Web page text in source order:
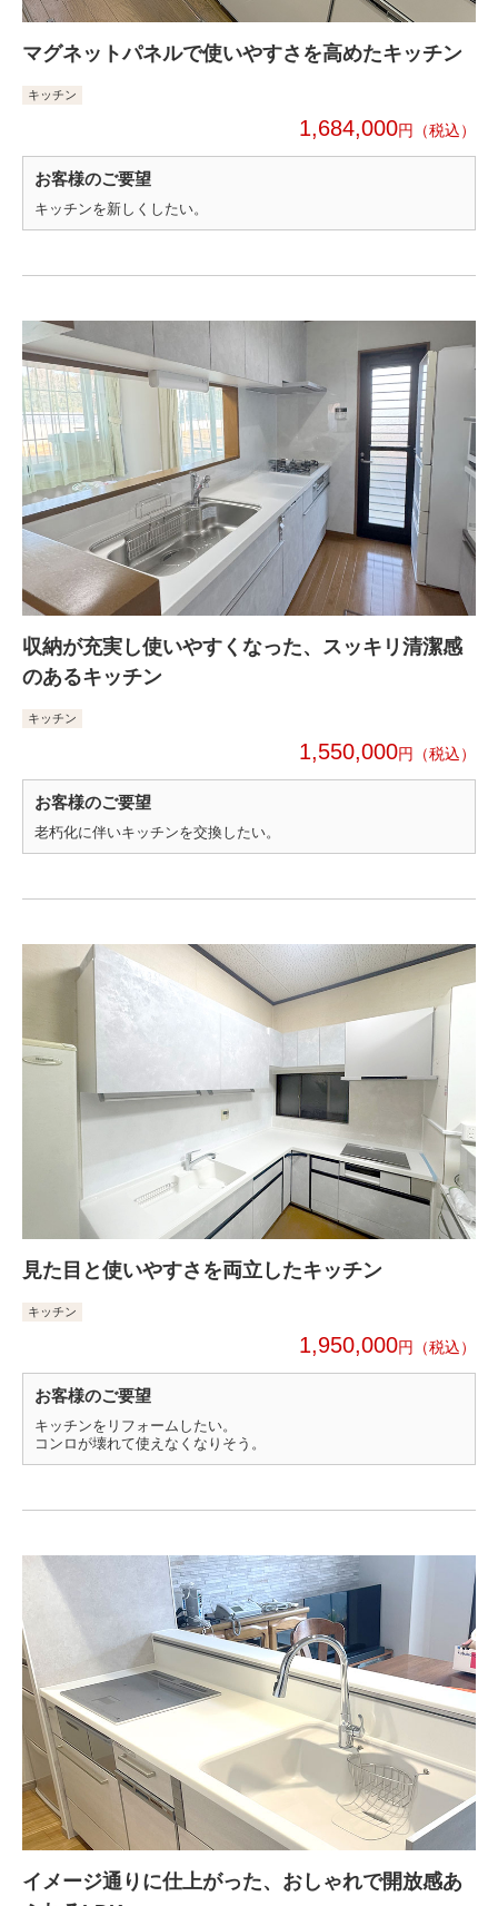
マグネットパネルで使いやすさを高めたキッチン
キッチン
1,684,000円
お客様のご要望
キッチンを新しくしたい。
収納が充実し使いやすくなった、スッキリ清潔感
のあるキッチン
キッチン
1,550,000円
お客様のご要望
老朽化に伴いキッチンを交換したい。
見た目と使いやすさを両立したキッチン
キッチン
1,950,000円
お客様のご要望
キッチンをリフォームしたい。
コンロが壊れて使えなくなりそう。
イメージ通りに仕上がった、おしゃれで開放感あ